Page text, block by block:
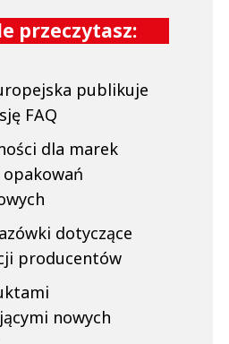
przeczytasz:
publikuje
FAQ
dla marek
opakowań
dotyczące
producentów
nowych